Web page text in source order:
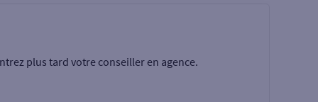
plus tard votre conseiller en agence.